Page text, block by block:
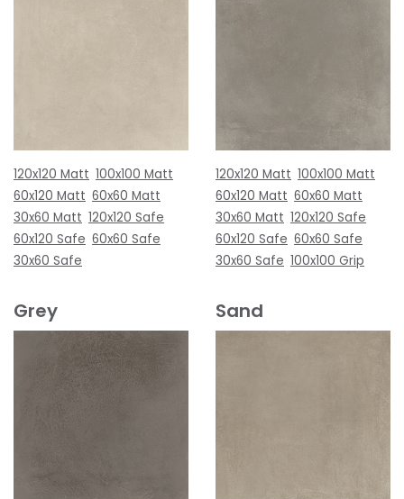
120x120 Matt 100x100 Matt
60x120 Matt 60x60 Matt
30x60 Matt 120x120 Safe
60x120 Safe 60x60 Safe
30x60 Safe
120x120 Matt 100x100 Matt
60x120 Matt 60x60 Matt
30x60 Matt 120x120 Safe
60x120 Safe 60x60 Safe
30x60 Safe 100x100 Grip
Grey Sand